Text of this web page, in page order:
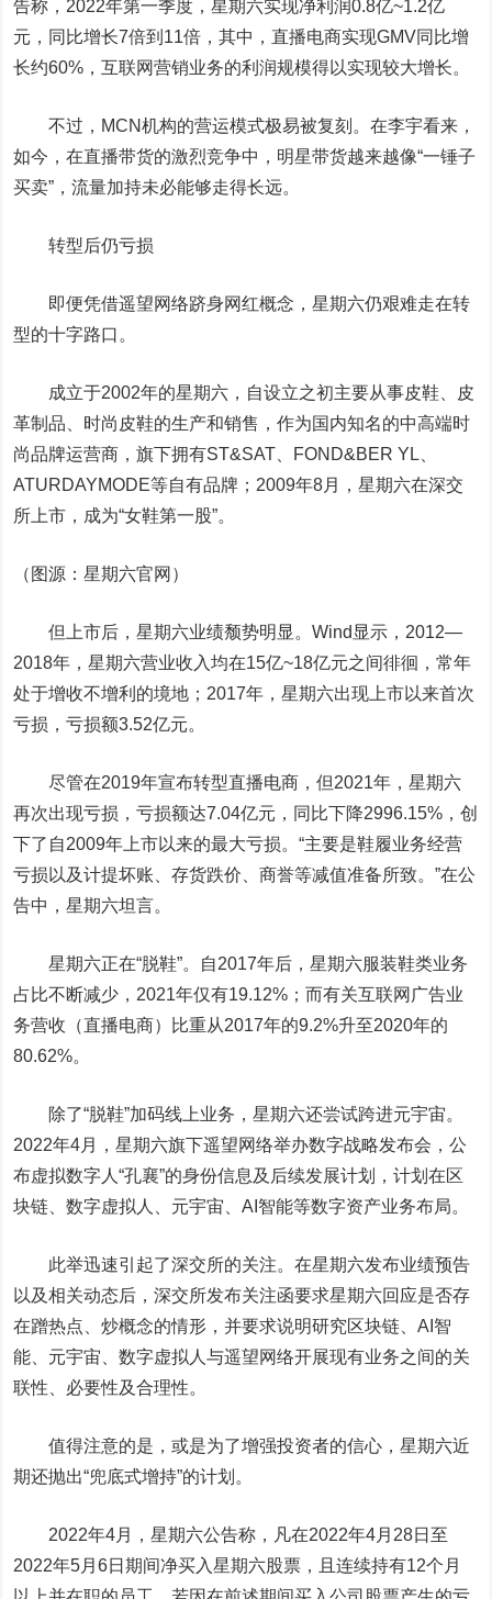
告称，2022年第一季度，星期六实现净利润0.8亿~1.2亿
元，同比增长7倍到11倍，其中，直播电商实现GMV同比增
长约60%，互联网营销业务的利润规模得以实现较大增长。
不过，MCN机构的营运模式极易被复刻。在李宇看来，
如今，在直播带货的激烈竞争中，明星带货越来越像“一锤子
买卖”，流量加持未必能够走得长远。
转型后仍亏损
即便凭借遥望网络跻身网红概念，星期六仍艰难走在转
型的十字路口。
成立于2002年的星期六，自设立之初主要从事皮鞋、皮
革制品、时尚皮鞋的生产和销售，作为国内知名的中高端时
尚品牌运营商，旗下拥有ST&SAT、FOND&BER YL、
ATURDAYMODE等自有品牌；2009年8月，星期六在深交
所上市，成为“女鞋第一股”。
（图源：星期六官网）
但上市后，星期六业绩颓势明显。Wind显示，2012—
2018年，星期六营业收入均在15亿~18亿元之间徘徊，常年
处于增收不增利的境地；2017年，星期六出现上市以来首次
亏损，亏损额3.52亿元。
尽管在2019年宣布转型直播电商，但2021年，星期六
再次出现亏损，亏损额达7.04亿元，同比下降2996.15%，创
下了自2009年上市以来的最大亏损。“主要是鞋履业务经营
亏损以及计提坏账、存货跌价、商誉等减值准备所致。”在公
告中，星期六坦言。
星期六正在“脱鞋”。自2017年后，星期六服装鞋类业务
占比不断减少，2021年仅有19.12%；而有关互联网广告业
务营收（直播电商）比重从2017年的9.2%升至2020年的
80.62%。
除了“脱鞋”加码线上业务，星期六还尝试跨进元宇宙。
2022年4月，星期六旗下遥望网络举办数字战略发布会，公
布虚拟数字人“孔襄”的身份信息及后续发展计划，计划在区
块链、数字虚拟人、元宇宙、AI智能等数字资产业务布局。
此举迅速引起了深交所的关注。在星期六发布业绩预告
以及相关动态后，深交所发布关注函要求星期六回应是否存
在蹭热点、炒概念的情形，并要求说明研究区块链、AI智
能、元宇宙、数字虚拟人与遥望网络开展现有业务之间的关
联性、必要性及合理性。
值得注意的是，或是为了增强投资者的信心，星期六近
期还抛出“兜底式增持”的计划。
2022年4月，星期六公告称，凡在2022年4月28日至
2022年5月6日期间净买入星期六股票，且连续持有12个月